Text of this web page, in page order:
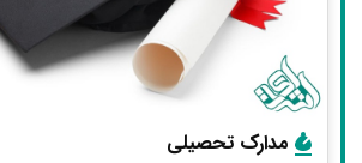
مدارک تحصیلی